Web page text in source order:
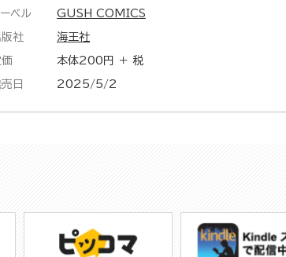
ベル GUSH COMICS
社 海王社
本体200円 ＋ 税
日 2025/5/2